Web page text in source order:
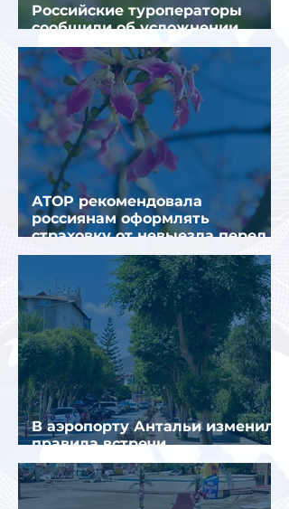
Российские туроператоры
сообщили об усложнении
получения виз в Грецию
АТОР рекомендовала
россиянам оформлять
страховку от невыезда перед
поездкой в Грецию
В аэропорту Антальи изменили
правила встречи
организованных туристов